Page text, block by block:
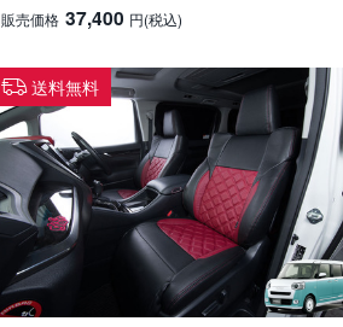
販売価格 37,400 円(税込)
送料無料